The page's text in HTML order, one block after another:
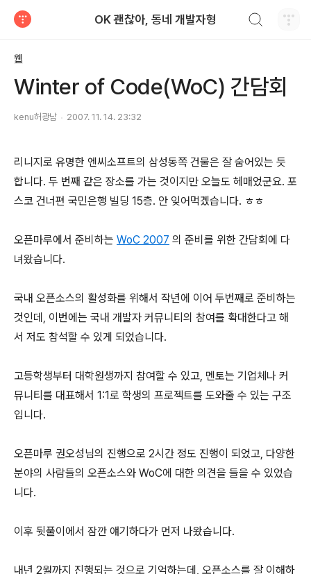
OK 괜찮아, 동네 개발자형
웹
Winter of Code(WoC) 간담회
kenu허광남 2007. 11. 14. 23:32
리니지로 유명한 엔씨소프트의 삼성동쪽 건물은 잘 숨어있는 듯
합니다. 두 번째 같은 장소를 가는 것이지만 오늘도 헤매었군요. 포
스코 건너편 국민은행 빌딩 15층. 안 잊어먹겠습니다. ㅎㅎ
오픈마루에서 준비하는 WoC 2007 의 준비를 위한 간담회에 다
녀왔습니다.
국내 오픈소스의 활성화를 위해서 작년에 이어 두번째로 준비하는
것인데, 이번에는 국내 개발자 커뮤니티의 참여를 확대한다고 해
서 저도 참석할 수 있게 되었습니다.
고등학생부터 대학원생까지 참여할 수 있고, 멘토는 기업체나 커
뮤니티를 대표해서 1:1로 학생의 프로젝트를 도와줄 수 있는 구조
입니다.
오픈마루 권오성님의 진행으로 2시간 정도 진행이 되었고, 다양한
분야의 사람들의 오픈소스와 WoC에 대한 의견을 들을 수 있었습
니다.
이후 뒷풀이에서 잠깐 얘기하다가 먼저 나왔습니다.
내년 2월까지 진행되는 것으로 기억하는데, 오픈소스를 잘 이해하